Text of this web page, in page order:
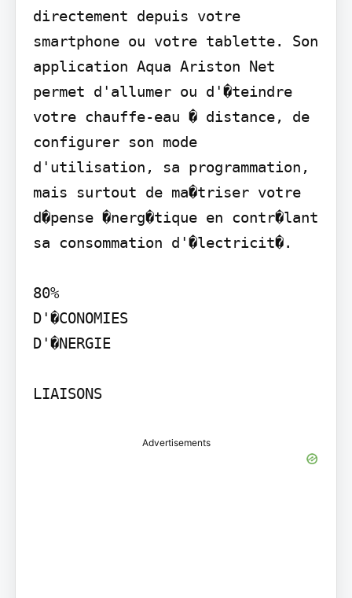
directement depuis votre
smartphone ou votre tablette. Son
application Aqua Ariston Net
permet d'allumer ou d'�teindre
votre chauffe-eau � distance, de
configurer son mode
d'utilisation, sa programmation,
mais surtout de ma�triser votre
d�pense �nerg�tique en contr�lant
sa consommation d'�lectricit�.
80%
D'�CONOMIES
D'�NERGIE
LIAISONS
Advertisements